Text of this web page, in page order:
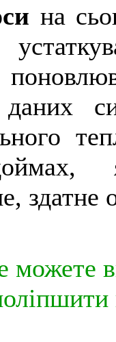
на
даних
здатне